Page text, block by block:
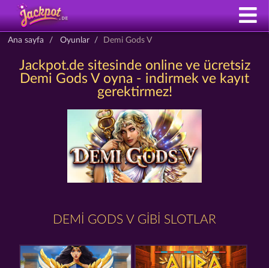
Ana sayfa Oyunlar Demi Gods V
Jackpot.de sitesinde online ve ücretsiz
Demi Gods V oyna - indirmek ve kayıt
gerektirmez!
DEMI GODS V GIBI SLOTLAR